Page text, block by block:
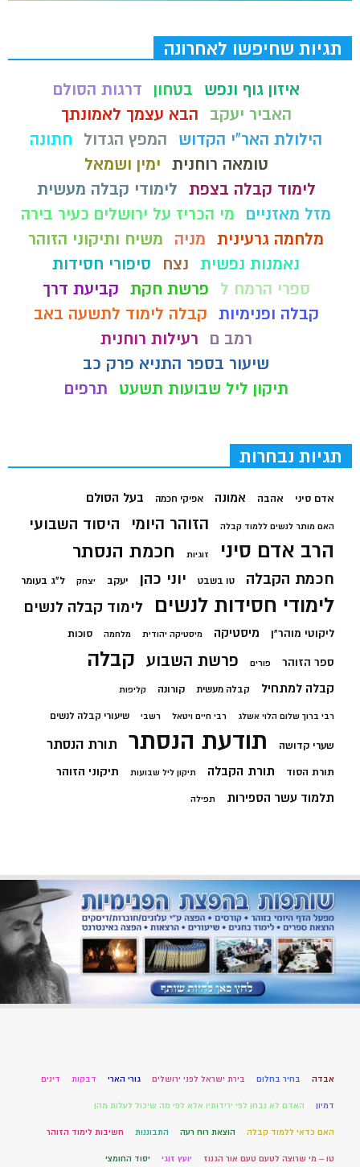
תגיות שחיפשו לאחרונה
איזון גוף ונפש בטחון
דרגות הסולם
האביר יעקב
הבא עצמך לאמונתך
הילולת האר"י הקדוש
המפץ הגדול
חתונה
טומאה רוחנית ימין ושמאל
לימוד קבלה בצפת לימודי קבלה מעשית
מזל מאזניים
מי הכריז על ירושלים כעיר בירה
מלחמה גרעינית מניה
משיח ותיקוני הזוהר
נאמנות נפשית נצח
סיפורי חסידות
ספרי הרמח ל
פרשת חקת קביעת דרך
קבלה ופנימיות קבלה לימוד לתשעה באב
רמב ם
רעילות רוחנית
שיעור בספר התניא פרק כב
תיקון ליל שבועות תשעט
תרפים
תגיות נבחרות
אדם סיני אהבה אמונה אפיקי חכמה בעל הסולם
האם מותר לנשים ללמוד קבלה הזוהר היומי היסוד השבועי
הרב אדם סיני זוגיות חכמת הנסתר
חכמת הקבלה טו בשבט יוני כהן יעקב יצחק ל"ג בעומר
לימודי חסידות לנשים לימוד קבלה לנשים
ליקוטי מוהר"ן מיסטיקה מיסטיקה יהודית מלחמה סוכות
ספר הזוהר פורים פרשת השבוע קבלה
קבלה למתחיל קבלה מעשית קורונה קליפות
רבי ברוך שלום הלוי אשלג רבי חיים ויטאל רשבי שיעורי קבלה לנשים
שערי קדושה תודעת הנסתר תורת הנסתר
תורת הסוד תורת הקבלה תיקון ליל שבועות תיקוני הזוהר
תלמוד עשר הספירות תפילה
אבדה בחיר בחלום בירת ישראל לפני ירושלים גורי הארי דבקות דינים
דמיון האדם לא נבחן לפי ירידותיו אלא לפי מה שיכול לעלות מהן
האם כדאי ללמוד קבלה הוצאת רוח רעה התבוננות חשיבות לימוד הזוהר
טו – מי שרוצה לטעם טעם אור הגנוז יועץ זוגי יסוד החומצי